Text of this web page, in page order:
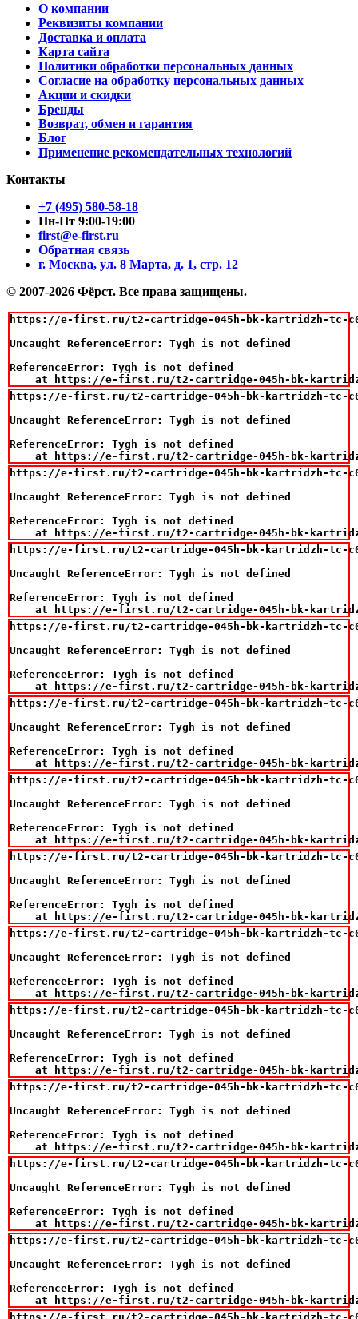
О компании
Реквизиты компании
Доставка и оплата
Карта сайта
Политики обработки персональных данных
Согласие на обработку персональных данных
Акции и скидки
Бренды
Возврат, обмен и гарантия
Блог
Применение рекомендательных технологий
Контакты
+7 (495) 580-58-18
Пн-Пт 9:00-19:00
first@e-first.ru
Обратная связь
г. Москва, ул. 8 Марта, д. 1, стр. 12
© 2007-2026 Фёрст. Все права защищены.
https://e-first.ru/t2-cartridge-045h-bk-kartridzh-tc-
Uncaught ReferenceError: Tygh is not defined
ReferenceError: Tygh is not defined
at https://e-first.ru/t2-cartridge-045h-bk-
https://e-first.ru/t2-cartridge-045h-bk-kartridzh-tc-
Uncaught ReferenceError: Tygh is not defined
ReferenceError: Tygh is not defined
at https://e-first.ru/t2-cartridge-045h-bk-
https://e-first.ru/t2-cartridge-045h-bk-kartridzh-tc-
Uncaught ReferenceError: Tygh is not defined
ReferenceError: Tygh is not defined
at https://e-first.ru/t2-cartridge-045h-bk-
https://e-first.ru/t2-cartridge-045h-bk-kartridzh-tc-
Uncaught ReferenceError: Tygh is not defined
ReferenceError: Tygh is not defined
at https://e-first.ru/t2-cartridge-045h-bk-
https://e-first.ru/t2-cartridge-045h-bk-kartridzh-tc-
Uncaught ReferenceError: Tygh is not defined
ReferenceError: Tygh is not defined
at https://e-first.ru/t2-cartridge-045h-bk-
https://e-first.ru/t2-cartridge-045h-bk-kartridzh-tc-
Uncaught ReferenceError: Tygh is not defined
ReferenceError: Tygh is not defined
at https://e-first.ru/t2-cartridge-045h-bk-
https://e-first.ru/t2-cartridge-045h-bk-kartridzh-tc-
Uncaught ReferenceError: Tygh is not defined
ReferenceError: Tygh is not defined
at https://e-first.ru/t2-cartridge-045h-bk-
https://e-first.ru/t2-cartridge-045h-bk-kartridzh-tc-
Uncaught ReferenceError: Tygh is not defined
ReferenceError: Tygh is not defined
at https://e-first.ru/t2-cartridge-045h-bk-
https://e-first.ru/t2-cartridge-045h-bk-kartridzh-tc-
Uncaught ReferenceError: Tygh is not defined
ReferenceError: Tygh is not defined
at https://e-first.ru/t2-cartridge-045h-bk-
https://e-first.ru/t2-cartridge-045h-bk-kartridzh-tc-
Uncaught ReferenceError: Tygh is not defined
ReferenceError: Tygh is not defined
at https://e-first.ru/t2-cartridge-045h-bk-
https://e-first.ru/t2-cartridge-045h-bk-kartridzh-tc-
Uncaught ReferenceError: Tygh is not defined
ReferenceError: Tygh is not defined
at https://e-first.ru/t2-cartridge-045h-bk-
https://e-first.ru/t2-cartridge-045h-bk-kartridzh-tc-
Uncaught ReferenceError: Tygh is not defined
ReferenceError: Tygh is not defined
at https://e-first.ru/t2-cartridge-045h-bk-
https://e-first.ru/t2-cartridge-045h-bk-kartridzh-tc-
Uncaught ReferenceError: Tygh is not defined
ReferenceError: Tygh is not defined
at https://e-first.ru/t2-cartridge-045h-bk-